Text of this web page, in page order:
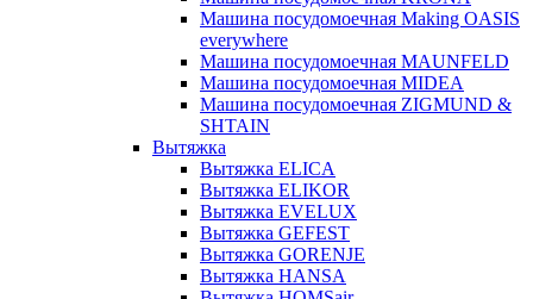
Машина посудомоечная Making OASIS
everywhere
Машина посудомоечная MAUNFELD
Машина посудомоечная MIDEA
Машина посудомоечная ZIGMUND &
SHTAIN
Вытяжка
Вытяжка ELICA
Вытяжка ELIKOR
Вытяжка EVELUX
Вытяжка GEFEST
Вытяжка GORENJE
Вытяжка HANSA